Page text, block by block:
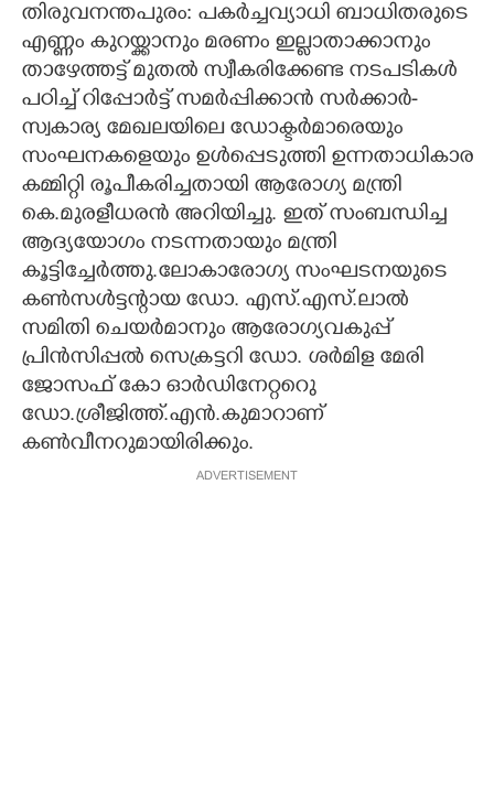
തിരുവനന്തപുരം: പകർച്ചവ്യാധി ബാധിതരുടെ
എണ്ണം കുറയ്ക്കാനും മരണം ഇല്ലാതാക്കാനും
താഴേത്തട്ട് മുതൽ സ്വീകരിക്കേണ്ട നടപടികൾ
പഠിച്ച് റിപ്പോർട്ട് സമർപ്പിക്കാൻ സർക്കാർ-
സ്വകാര്യ മേഖലയിലെ ഡോക്ടർമാരെയും
സംഘനകളെയും ഉൾപ്പെടുത്തി ഉന്നതാധികാര
കമ്മിറ്റി രൂപീകരിച്ചതായി ആരോഗ്യ മന്ത്രി
കെ.മുരളീധരൻ അറിയിച്ചു. ഇത് സംബന്ധിച്ച
ആദ്യയോഗം നടന്നതായും മന്ത്രി
കൂട്ടിച്ചേർത്തു.ലോകാരോഗ്യ സംഘടനയുടെ
കൺസൾട്ടന്റായ ഡോ. എസ്.എസ്.ലാൽ
സമിതി ചെയർമാനും ആരോഗ്യവകുപ്പ്
പ്രിൻസിപ്പൽ സെക്രട്ടറി ഡോ. ശർമിള മേരി
ജോസഫ് കോ ഓർഡിനേറ്ററുെ
ഡോ.ശ്രീജിത്ത്.എൻ.കുമാറാണ്
കൺവീനറുമായിരിക്കും.
ADVERTISEMENT